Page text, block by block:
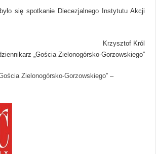
się spotkanie Diecezjalnego Instytutu Akcji
Krzysztof Król
„Gościa Zielonogórsko-Gorzowskiego”
Zielonogórsko-Gorzowskiego” –